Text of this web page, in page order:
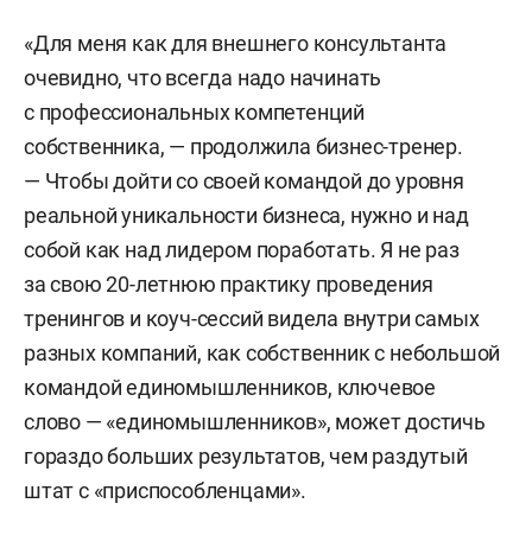
«Для меня как для внешнего консультанта
очевидно, что всегда надо начинать
с профессиональных компетенций
собственника, — продолжила бизнес-тренер.
— Чтобы дойти со своей командой до уровня
реальной уникальности бизнеса, нужно и над
собой как над лидером поработать. Я не раз
за свою 20-летнюю практику проведения
тренингов и коуч-сессий видела внутри самых
разных компаний, как собственник с небольшой
командой единомышленников, ключевое
слово — «единомышленников», может достичь
гораздо больших результатов, чем раздутый
штат с «приспособленцами».